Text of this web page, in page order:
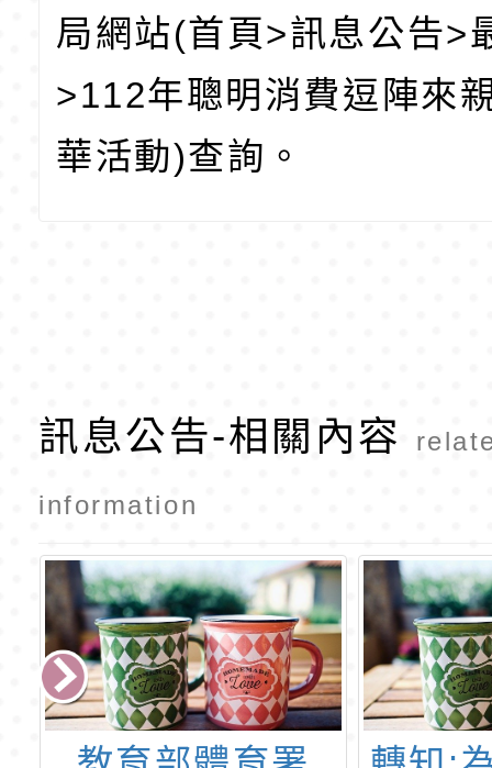
局網站(首頁>訊息公告>
>112年聰明消費逗陣來
華活動)查詢。
訊息公告-相關內容
information